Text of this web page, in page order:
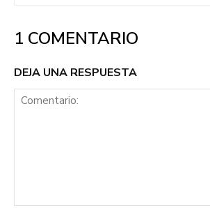
1 COMENTARIO
DEJA UNA RESPUESTA